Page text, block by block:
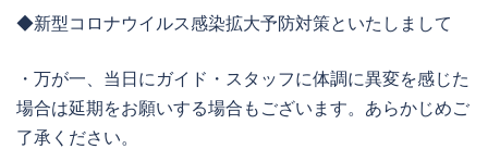
◆新型コロナウイルス感染拡大予防対策といたしまして
・万が一、当日にガイド・スタッフに体調に異変を感じた
場合は延期をお願いする場合もございます。あらかじめご
了承ください。